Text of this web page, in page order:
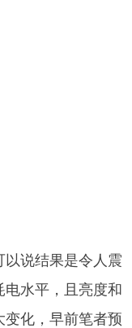
说结果是令人震
水平，且亮度和
化，早前笔者预